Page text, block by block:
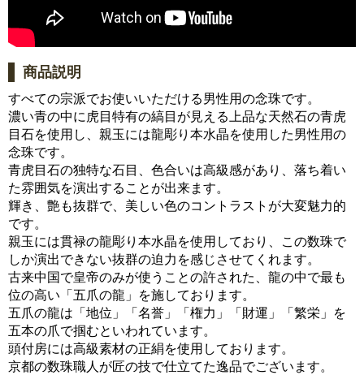
商品説明
すべての宗派でお使いいただける男性用の念珠です。
濃い青の中に虎目特有の縞目が見える上品な天然石の青虎
目石を使用し、親玉には龍彫り本水晶を使用した男性用の
念珠です。
青虎目石の独特な石目、色合いは高級感があり、落ち着い
た雰囲気を演出することが出来ます。
輝き、艶も抜群で、美しい色のコントラストが大変魅力的
です。
親玉には貫禄の龍彫り本水晶を使用しており、この数珠で
しか演出できない抜群の迫力を感じさせてくれます。
古来中国で皇帝のみが使うことの許された、龍の中で最も
位の高い「五爪の龍」を施しております。
五爪の龍は「地位」「名誉」「権力」「財運」「繁栄」を
五本の爪で掴むといわれています。
頭付房には高級素材の正絹を使用しております。
京都の数珠職人が匠の技で仕立てた逸品でございます。